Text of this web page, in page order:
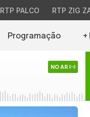
RTP PALCO RTP ZIG
Programação +
NO AR